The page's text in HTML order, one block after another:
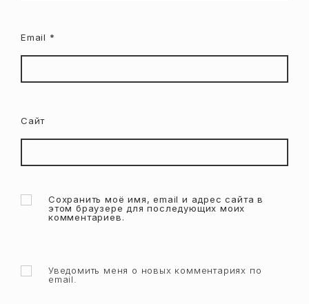
Email *
Сайт
Сохранить моё имя, email и адрес сайта в
этом браузере для последующих моих
комментариев.
Уведомить меня о новых комментариях по
email.